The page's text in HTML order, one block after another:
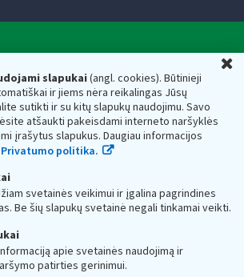
slapukai(angl. cookies). Būtinieji
ir jiems nėra reikalingas Jūsų
sutikti ir su kitų slapukų naudojimu. Savo
atšaukti pakeisdami interneto naršyklės
įrašytus slapukus. Daugiau informacijos
Privatumo politika.
svetainės veikimui ir įgalina pagrindines
Be šių slapukų svetainė negali tinkamai veikti.
apie svetainės naudojimą ir
patirties gerinimui.
ministerijos
asmens kodas — 188659752,
g. 14, 01107 Vilnius, Lietuva, el.paštas:
dėžutės adresas 188659752
mokesčių inspekciją prie Lietuvos
kaupiami ir saugomi Juridinių